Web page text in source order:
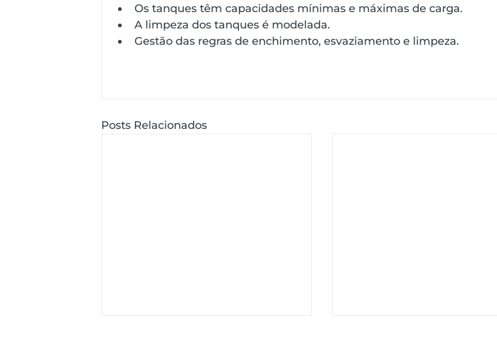
Os tanques têm capacidades mínimas e máximas de carga.
A limpeza dos tanques é modelada.
Gestão das regras de enchimento, esvaziamento e limpeza.
Posts Relacionados